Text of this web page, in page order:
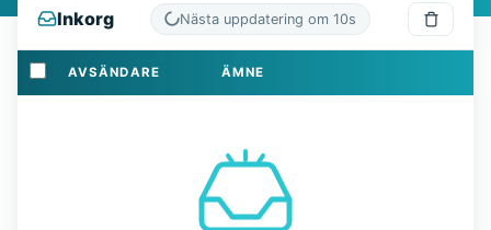
Inkorg Nästa uppdatering om9s
AVSÄNDARE ÄMNE